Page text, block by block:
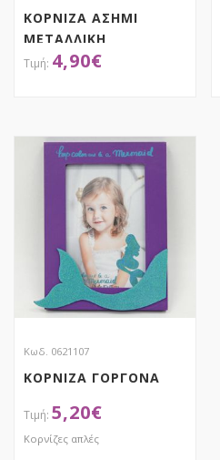
ΚΟΡΝΙΖΑ ΑΣΗΜΙ
ΜΕΤΑΛΛΙΚΗ
ΚΡΕΜΑΣΤΗ ΜΕ
4,90€
Κωδ. 0621107
ΚΟΡΝΙΖΑ ΓΟΡΓΟΝΑ
5,20€
Κορνίζες απλές